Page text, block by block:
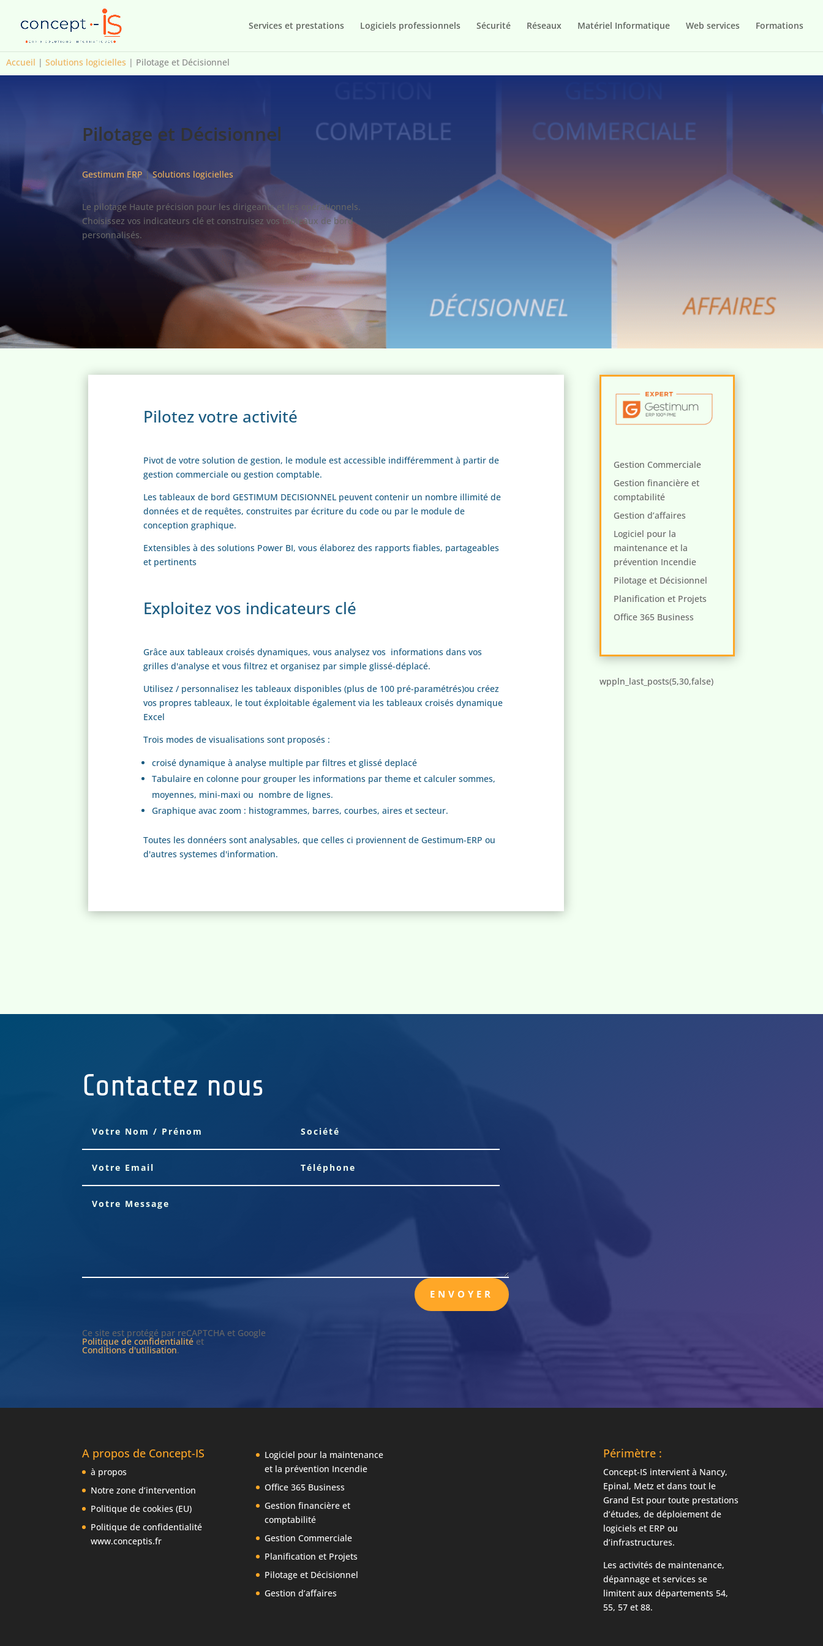
Services et prestations Logiciels professionnels Sécurité Réseaux Matériel Informatique Web services Formations
Accueil | Solutions logicielles | Pilotage et Décisionnel
Pilotage et Décisionnel
Gestimum ERP |Solutions logicielles
Le pilotage Haute précision pour les dirigeants et les opérationnels.
Choisissez vos indicateurs clé et construisez vos tableaux de bord
personnalisés.
Pilotez votre activité
Pivot de votre solution de gestion, le module est accessible indifféremment à partir de
gestion commerciale ou gestion comptable.
Les tableaux de bord GESTIMUM DECISIONNEL peuvent contenir un nombre illimité de
données et de requêtes, construites par écriture du code ou par le module de
conception graphique.
Extensibles à des solutions Power BI, vous élaborez des rapports fiables, partageables
et pertinents
Exploitez vos indicateurs clé
Grâce aux tableaux croisés dynamiques, vous analysez vos informations dans vos
grilles d'analyse et vous filtrez et organisez par simple glissé-déplacé.
Utilisez / personnalisez les tableaux disponibles (plus de 100 pré-paramétrés)ou créez
vos propres tableaux, le tout éxploitable également via les tableaux croisés dynamique
Excel
Trois modes de visualisations sont proposés :
croisé dynamique à analyse multiple par filtres et glissé deplacé
Tabulaire en colonne pour grouper les informations par theme et calculer sommes,
moyennes, mini-maxi ou nombre de lignes.
Graphique avac zoom : histogrammes, barres, courbes, aires et secteur.
Toutes les donnéers sont analysables, que celles ci proviennent de Gestimum-ERP ou
d'autres systemes d'information.
Gestion Commerciale
Gestion financière et
comptabilité
Gestion d’affaires
Logiciel pour la
maintenance et la
prévention Incendie
Pilotage et Décisionnel
Planification et Projets
Office 365 Business
wppln_last_posts(5,30,false)
HAUT DE PAGE
Contactez nous
ENVOYER
Ce site est protégé par reCAPTCHA et Google
Politique de confidentialité et
Conditions d'utilisation.
A propos de Concept-IS
à propos
Notre zone d’intervention
Politique de cookies (EU)
Politique de confidentialité
www.conceptis.fr
Logiciel pour la maintenance
et la prévention Incendie
Office 365 Business
Gestion financière et
comptabilité
Gestion Commerciale
Planification et Projets
Pilotage et Décisionnel
Gestion d’affaires
Périmètre :
Concept-IS intervient à Nancy,
Epinal, Metz et dans tout le
Grand Est pour toute prestations
d’études, de déploiement de
logiciels et ERP ou
d’infrastructures.
Les activités de maintenance,
dépannage et services se
limitent aux départements 54,
55, 57 et 88.